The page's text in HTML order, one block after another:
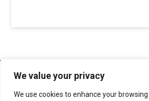
We value your privacy
We use cookies to enhance your